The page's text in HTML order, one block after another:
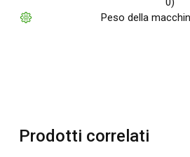
Peso della
Prodotti correlati